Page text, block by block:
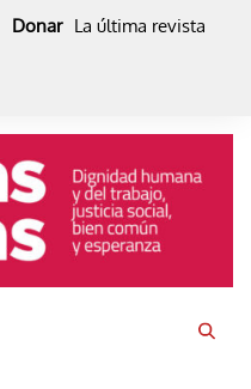
Donar La última revista